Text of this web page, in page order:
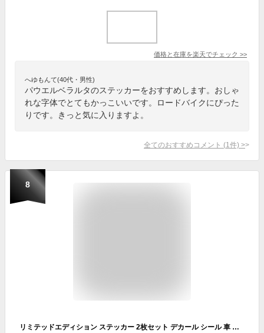
価格と在庫を楽天でチェック >>
へゆもんて(40代・男性)
パウエルベラルタのステッカーをおすすめします。おしゃ
れな字体でとてもかっこいいです。ロードバイクにぴった
りです。きっと気に入りますよ。
全てのおすすめコメント (1 件) >
8
リミテッドエディション ステッカー 2枚セット デカール シール 車 バイク 【輸入品】レーザーレインボー